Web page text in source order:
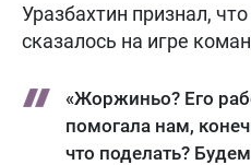
Уразбахтин признал,
сказалось на игре
«Жоржиньо? Его
помогала нам,
что поделать?